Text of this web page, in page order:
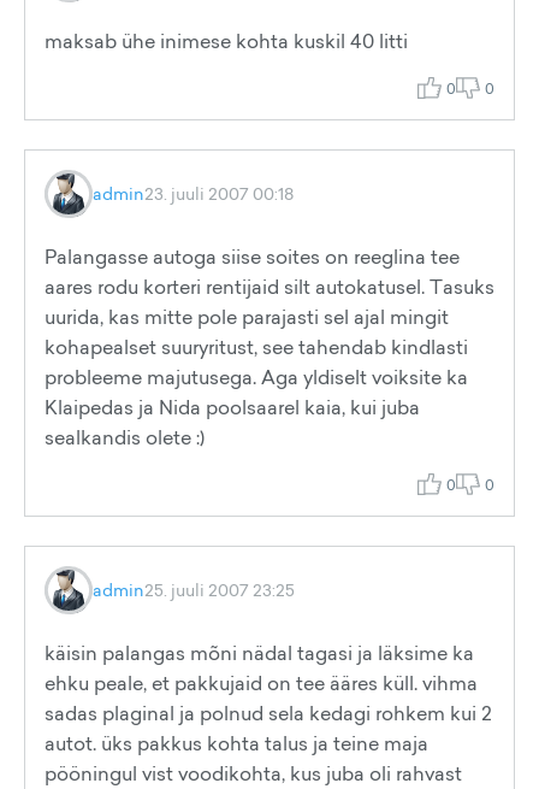
maksab ühe inimese kohta kuskil 40 litti
0 0
admin23. juuli 2007 00:18
Palangasse autoga siise soites on reeglina tee
aares rodu korteri rentijaid silt autokatusel. Tasuks
uurida, kas mitte pole parajasti sel ajal mingit
kohapealset suuryritust, see tahendab kindlasti
probleeme majutusega. Aga yldiselt voiksite ka
Klaipedas ja Nida poolsaarel kaia, kui juba
sealkandis olete :)
0 0
admin25. juuli 2007 23:25
käisin palangas mõni nädal tagasi ja läksime ka
ehku peale, et pakkujaid on tee ääres küll. vihma
sadas plaginal ja polnud sela kedagi rohkem kui 2
autot. üks pakkus kohta talus ja teine maja
pööningul vist voodikohta, kus juba oli rahvast